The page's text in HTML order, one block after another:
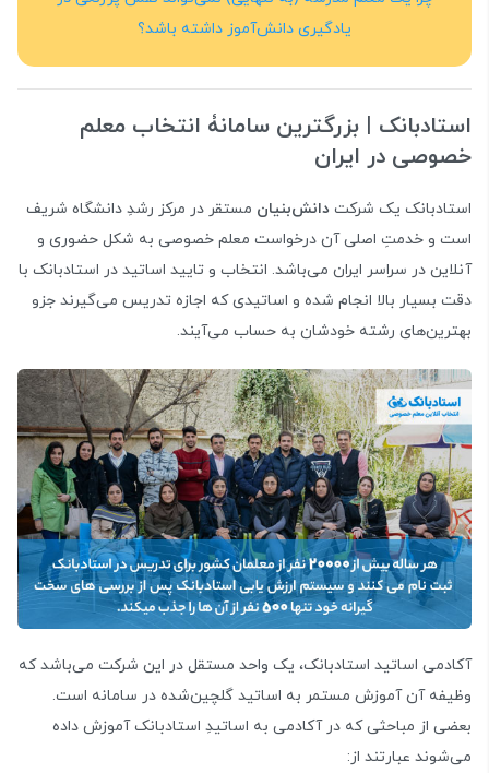
یادگیری دانش‌آموز داشته باشد؟
استادبانک | بزرگترین سامانۀ انتخاب معلم
خصوصی در ایران
استادبانک یک شرکت دانش‌بنیان مستقر در مرکز رشدِ دانشگاه شریف
است و خدمتِ اصلی آن درخواست معلم خصوصی به شکل حضوری و
آنلاین در سراسر ایران می‌باشد. انتخاب و تایید اساتید در استادبانک با
دقت بسیار بالا انجام شده و اساتیدی که اجازه تدریس می‌گیرند جزو
بهترین‌های رشته خودشان به حساب می‌آیند.
آکادمی اساتید استادبانک، یک واحد مستقل در این شرکت می‌باشد که
وظیفه آن آموزش مستمر به اساتید گلچین‌شده در سامانه است.
بعضی از مباحثی که در آکادمی به اساتیدِ استادبانک آموزش داده
می‌شوند عبارتند از: